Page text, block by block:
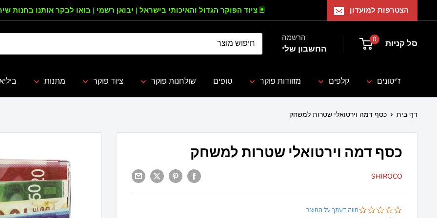
🃏 ציוד הפוקר הגדול והאיכותי בישראל | יבואן רשמי | בואו לבקר אותנו בחנות הצטרפות למועדון
הרשמה
החשבון שלי
0 סל קניות
ז'יטונים קלפים מזוודות פוקר טופים שולחנות פוקר ציוד פוקר מתנות
דף בית כסף דמה וירטואלי שטרות למשחק
כסף דמה וירטואלי שטרות למשחק
SHIROCO
0.0
חווה דעתך על המוצר